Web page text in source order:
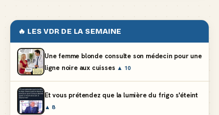
🔥 LES VDR DE LA SEMAINE
Une femme blonde consulte son médecin pour une
ligne noire aux cuisses ▲ 10
Et vous prétendez que la lumière du frigo s'éteint
▲ 8